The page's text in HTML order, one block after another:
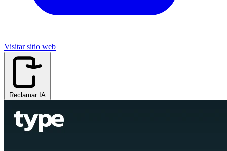
Visitar sitio web
Reclamar IA